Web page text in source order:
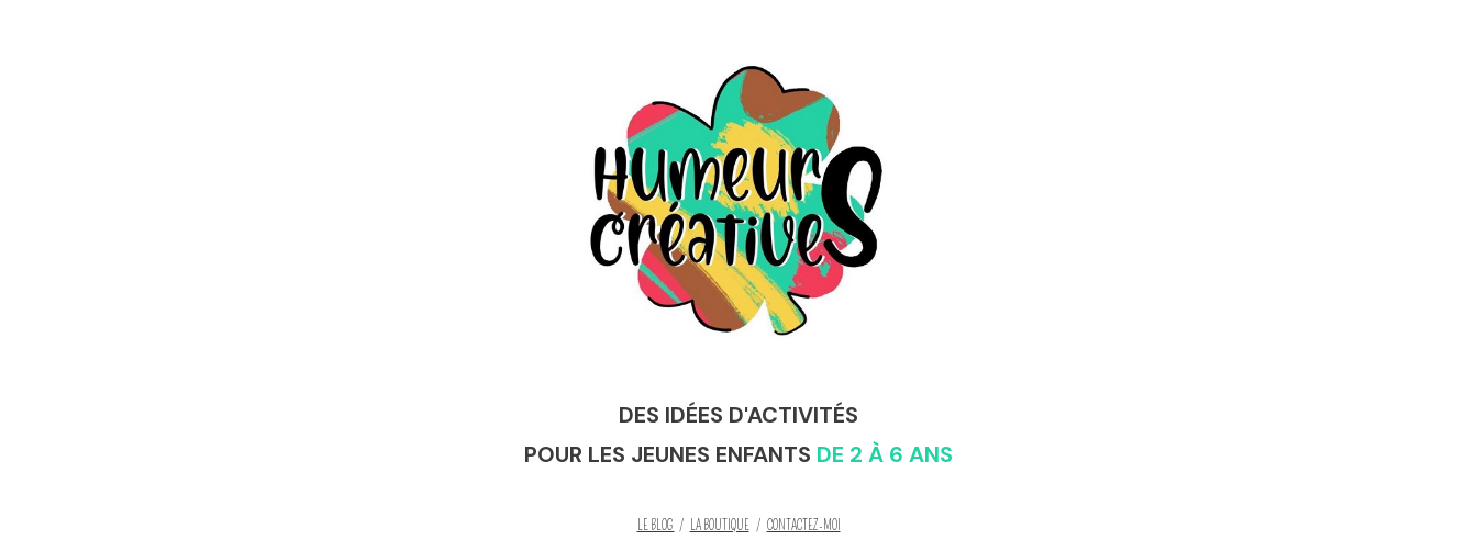
DES IDÉES D'ACTIVITÉS
POUR LES JEUNES ENFANTS DE 2 À 6 ANS
LE BLOG / LA BOUTIQUE/ CONTACTEZ-MOI